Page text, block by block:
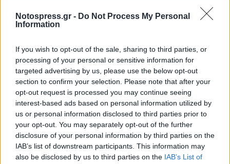
Notospress.gr - Do Not Process My Personal
Information
If you wish to opt-out of the sale, sharing to third parties, or
processing of your personal or sensitive information for
targeted advertising by us, please use the below opt-out
section to confirm your selection. Please note that after your
opt-out request is processed you may continue seeing
interest-based ads based on personal information utilized by
us or personal information disclosed to third parties prior to
your opt-out. You may separately opt-out of the further
disclosure of your personal information by third parties on the
IAB’s list of downstream participants. This information may
also be disclosed by us to third parties on the IAB’s List of
ικανοποιητική αφού οι περισσότεροι
χαρτιά» όπως συμβαίνει στην περίπτωση της
Σπάρτης.
Την στιγμή κατά την οποία δρομολογείται, εν
μέσω αντιδράσεων, η εγκατάσταση Κέντρου
Υγείας στο Ξενία Σπάρτης, κανείς δεν έχει
ενημερώσει τους πολίτες για την τύχη που θα
έχει το Νοσοκομείο της Σπάρτης.